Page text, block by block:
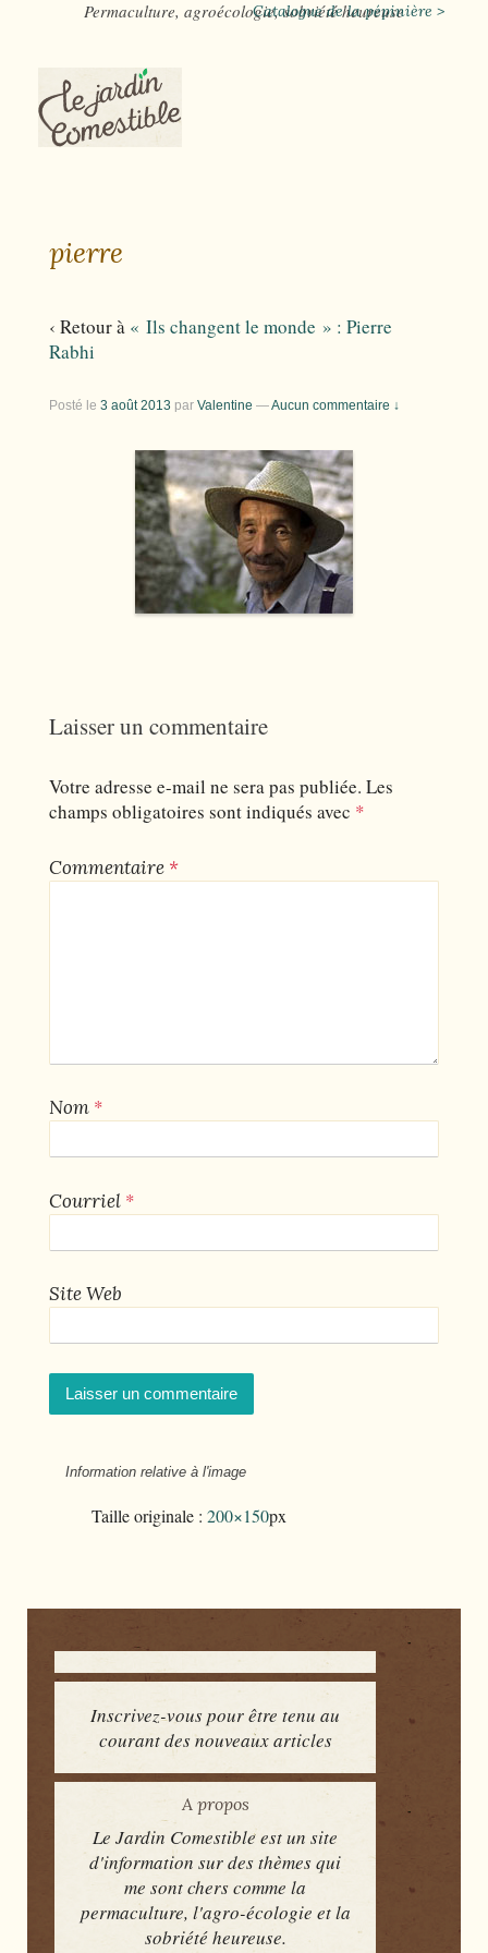
Permaculture, agroécologie, sobriété heureuse
Catalogue de la pépinière >
pierre
‹ Retour à « Ils changent le monde » : Pierre
Rabhi
Posté le 3 août 2013 par Valentine —Aucun commentaire ↓
Laisser un commentaire
Votre adresse e-mail ne sera pas publiée. Les
champs obligatoires sont indiqués avec *
Commentaire *
Nom *
Courriel *
Site Web
Information relative à l'image
Taille originale : 200×150px
Inscrivez-vous pour être tenu au
courant des nouveaux articles
A propos
Le Jardin Comestible est un site
d'information sur des thèmes qui
me sont chers comme la
permaculture, l'agro-écologie et la
sobriété heureuse.